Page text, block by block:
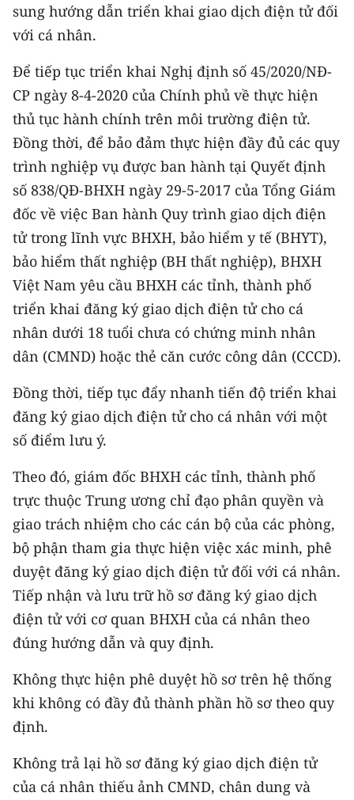
54 DÂN TỘC VIỆT NAM
CHƯƠNG TRÌNH OCOP - MỖI XÃ
MỘT SẢN PHẨM
RADIO
MEDIA CENTER
E-Magazine
Video
Media Chính trị
Media Kinh tế
Media Văn hóa
Media Xã hội
Media Pháp luật
Media Du lịch
Media Thế giới
Media Thể thao
Media Giáo dục
Media Y tế
Media Khoa học - Công nghệ
Ảnh
Infographic
TIN MỚI
sung hướng dẫn triển khai giao dịch điện tử đối
với cá nhân.
Để tiếp tục triển khai Nghị định số 45/2020/NĐ-
CP ngày 8-4-2020 của Chính phủ về thực hiện
thủ tục hành chính trên môi trường điện tử.
Đồng thời, để bảo đảm thực hiện đầy đủ các quy
trình nghiệp vụ được ban hành tại Quyết định
số 838/QĐ-BHXH ngày 29-5-2017 của Tổng Giám
đốc về việc Ban hành Quy trình giao dịch điện
tử trong lĩnh vực BHXH, bảo hiểm y tế (BHYT),
bảo hiểm thất nghiệp (BH thất nghiệp), BHXH
Việt Nam yêu cầu BHXH các tỉnh, thành phố
triển khai đăng ký giao dịch điện tử cho cá
nhân dưới 18 tuổi chưa có chứng minh nhân
dân (CMND) hoặc thẻ căn cước công dân (CCCD).
Đồng thời, tiếp tục đẩy nhanh tiến độ triển khai
đăng ký giao dịch điện tử cho cá nhân với một
số điểm lưu ý.
Theo đó, giám đốc BHXH các tỉnh, thành phố
trực thuộc Trung ương chỉ đạo phân quyền và
giao trách nhiệm cho các cán bộ của các phòng,
bộ phận tham gia thực hiện việc xác minh, phê
duyệt đăng ký giao dịch điện tử đối với cá nhân.
Tiếp nhận và lưu trữ hồ sơ đăng ký giao dịch
điện tử với cơ quan BHXH của cá nhân theo
đúng hướng dẫn và quy định.
Không thực hiện phê duyệt hồ sơ trên hệ thống
khi không có đầy đủ thành phần hồ sơ theo quy
định.
Không trả lại hồ sơ đăng ký giao dịch điện tử
của cá nhân thiếu ảnh CMND, chân dung và